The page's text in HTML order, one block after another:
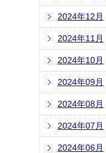
2024年12月
2024年11月
2024年10月
2024年09月
2024年08月
2024年07月
2024年06月